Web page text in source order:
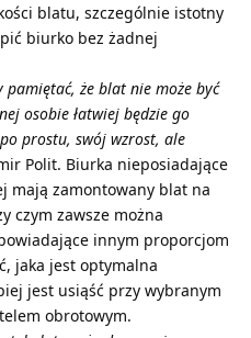
blatu, szczególnie istotny
biurko bez żadnej
pamiętać, że blat nie może być
osobie łatwiej będzie go
prostu, swój wzrost, ale
Polit. Biurka nieposiadające
mają zamontowany blat na
czym zawsze można
innym proporcjom
jaka jest optymalna
jest usiąść przy wybranym
obrotowym.